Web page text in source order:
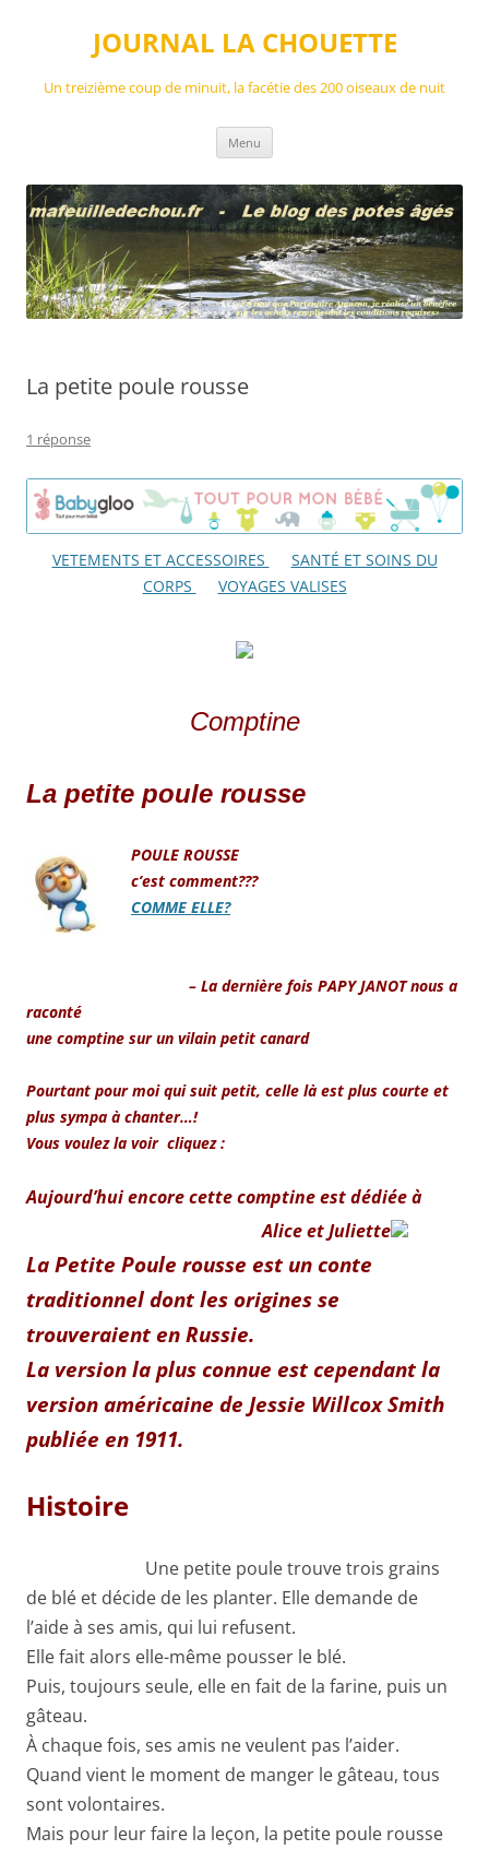
JOURNAL LA CHOUETTE
Un treizième coup de minuit, la facétie des 200 oiseaux de nuit
Menu
La petite poule rousse
1 réponse
VETEMENTS ET ACCESSOIRES
SANTÉ ET SOINS DU
CORPS
VOYAGES VALISES
Comptine
La petite poule rousse
POULE ROUSSE
c’est comment???
COMME ELLE?
– La dernière fois PAPY JANOT nous a
raconté
une comptine sur un vilain petit canard
Pourtant pour moi qui suit petit, celle là est plus courte et
plus sympa à chanter…!
Vous voulez la voir cliquez :
Aujourd’hui encore cette comptine est dédiée à
Alice et Juliette
La Petite Poule rousse est un conte
traditionnel dont les origines se
trouveraient en Russie.
La version la plus connue est cependant la
version américaine de Jessie Willcox Smith
publiée en 1911.
Histoire
Une petite poule trouve trois grains
de blé et décide de les planter. Elle demande de
l’aide à ses amis, qui lui refusent.
Elle fait alors elle-même pousser le blé.
Puis, toujours seule, elle en fait de la farine, puis un
gâteau.
À chaque fois, ses amis ne veulent pas l’aider.
Quand vient le moment de manger le gâteau, tous
sont volontaires.
Mais pour leur faire la leçon, la petite poule rousse